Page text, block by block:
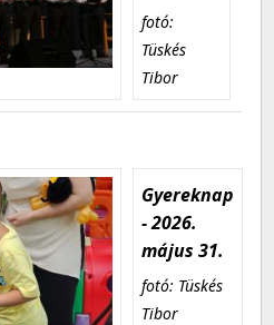
fotó:
Tüskés
Tibor
Gyereknap
- 2026.
május 31.
fotó: Tüskés
Tibor